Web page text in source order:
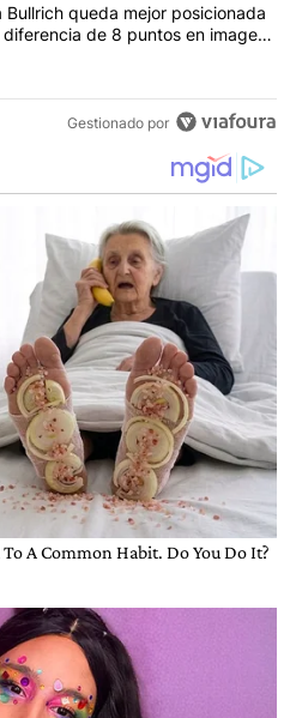
el título "Encuesta: Patricia
Bullrich queda mejor posicionada
de 8 puntos en imagen
Gestionado por